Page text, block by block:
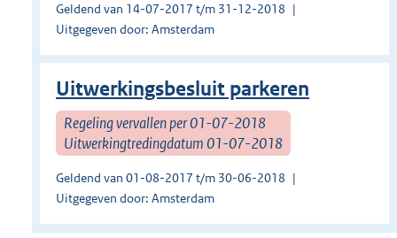
Geldend van 14-07-2017 t/m 31-12-2018
Uitgegeven door: Amsterdam
Uitwerkingsbesluit parkeren
Regeling vervallen per 01-07-2018
Uitwerkingtredingdatum 01-07-2018
Geldend van 01-08-2017 t/m 30-06-2018
Uitgegeven door: Amsterdam